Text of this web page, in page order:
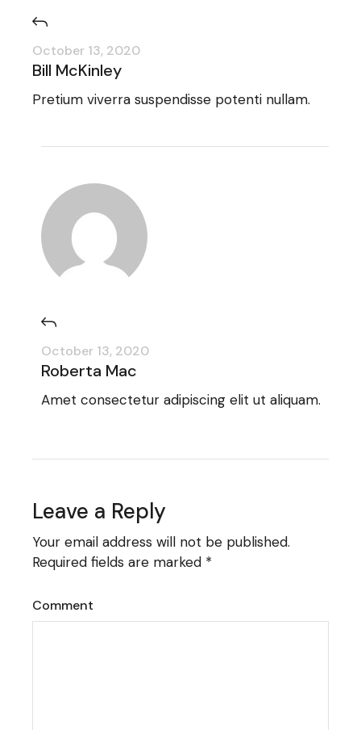
October 13, 2020
Bill McKinley
Pretium viverra suspendisse potenti nullam.
October 13, 2020
Roberta Mac
Amet consectetur adipiscing elit ut aliquam.
Leave a Reply
Your email address will not be published.
Required fields are marked *
Comment